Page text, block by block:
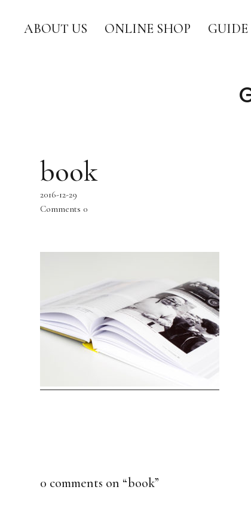
ABOUT US ONLINE SHOP GUIDE
book
2016-12-29
Comments 0
0 comments on “book”